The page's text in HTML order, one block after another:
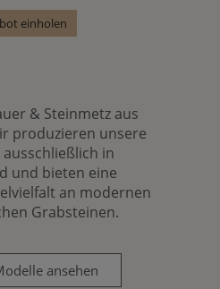
einholen
& Steinmetz aus
produzieren unsere
in
und bieten eine
an modernen
Grabsteinen.
ansehen